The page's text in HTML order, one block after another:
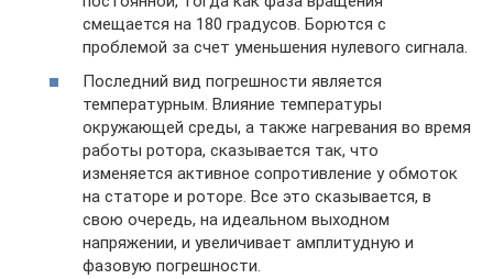
смещается на 180 градусов. Борются с
проблемой за счет уменьшения нулевого сигнала.
Последний вид погрешности является
температурным. Влияние температуры
окружающей среды, а также нагревания во время
работы ротора, сказывается так, что
изменяется активное сопротивление у обмоток
на статоре и роторе. Все это сказывается, в
свою очередь, на идеальном выходном
напряжении, и увеличивает амплитудную и
фазовую погрешности.